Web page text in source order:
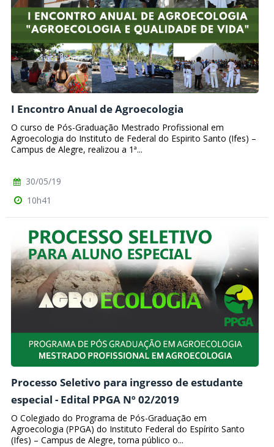
I Encontro Anual de Agroecologia
O curso de Pós-Graduação Mestrado Profissional em
Agroecologia do Instituto de Federal do Espirito Santo (Ifes) –
Campus de Alegre, realizou a 1ª...
30/05/19
10h41
Processo Seletivo para ingresso de estudante
especial - Edital PPGA Nº 02/2019
O Colegiado do Programa de Pós-Graduação em
Agroecologia (PPGA) do Instituto Federal do Espírito Santo
(Ifes) – Campus de Alegre, torna público o...